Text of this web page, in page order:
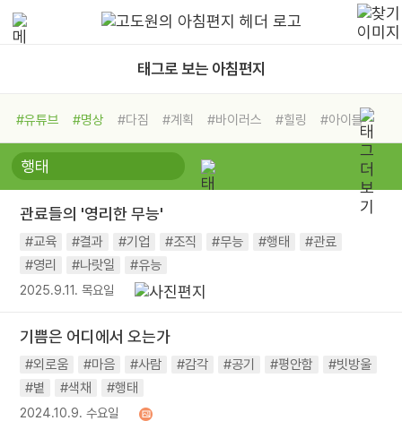
태그로 보는 아침편지
#유튜브 #명상 #다짐 #계획 #바이러스 #힐링
#아이들
#비전캠프
#독서캠프 #삶
#희망
#나눔 #친구 #링컨학교
#독서
#건강 #면역력
관료들의 '영리한 무능'
#교육 #결과 #기업 #조직 #무능 #행태
#관료
#영리
#나랏일 #유능
2025.9.11. 목요일
기쁨은 어디에서 오는가
#외로움 #마음 #사람 #감각 #공기 #평안함
#빗방울
#볕
#색채 #행태
2024.10.9. 수요일